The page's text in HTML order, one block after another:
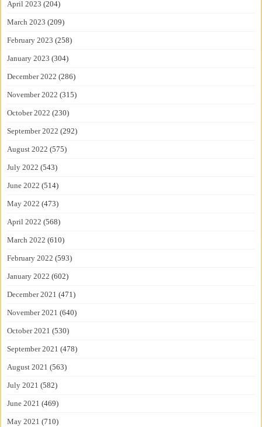
April 2023 (204)
March 2023 (209)
February 2023 (258)
January 2023 (304)
December 2022 (286)
November 2022 (315)
October 2022 (230)
September 2022 (292)
August 2022 (575)
July 2022 (543)
June 2022 (514)
May 2022 (473)
April 2022 (568)
March 2022 (610)
February 2022 (593)
January 2022 (602)
December 2021 (471)
November 2021 (640)
October 2021 (530)
September 2021 (478)
August 2021 (563)
July 2021 (582)
June 2021 (469)
May 2021 (710)